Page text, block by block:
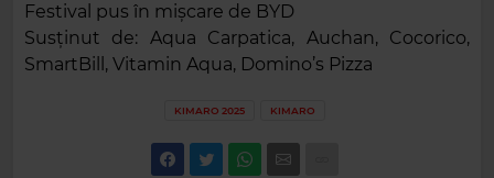
Festival pus în mișcare de BYD
Susținut de: Aqua Carpatica, Auchan, Cocorico,
SmartBill, Vitamin Aqua, Domino’s Pizza
KIMARO 2025 KIMARO